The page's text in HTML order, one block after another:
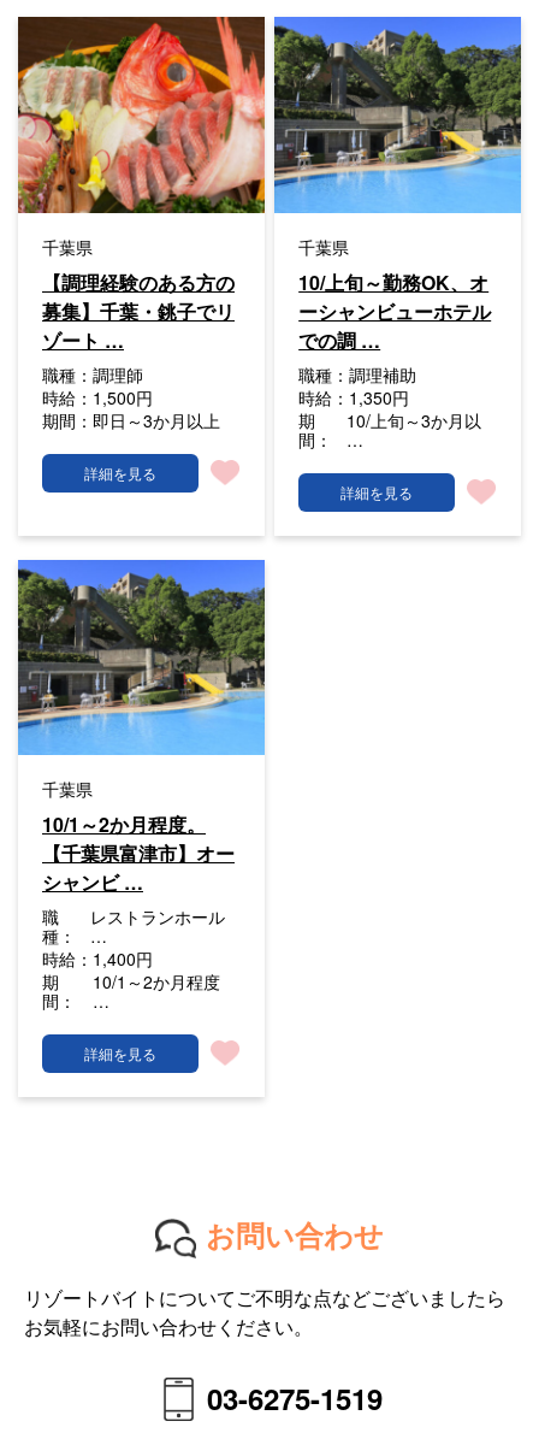
千葉県
【調理経験のある方の
募集】千葉・銚子でリ
ゾート …
職種： 調理師
時給： 1,500円
期間： 即日～3か月以上
詳細を見る
千葉県
10/上旬～勤務OK、オ
ーシャンビューホテル
での調 …
職種：調理補助
時給： 1,350円
期
間：
10/上旬～3か月以
…
詳細を見る
千葉県
10/1～2か月程度。
【千葉県富津市】オー
シャンビ …
職
種：
レストランホール
…
時給： 1,400円
期
間：
10/1～2か月程度
…
詳細を見る
お問い合わせ
リゾートバイトについてご不明な点などございましたら
お気軽にお問い合わせください。
03-6275-1519